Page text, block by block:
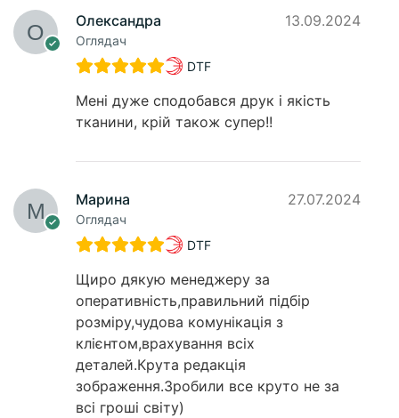
Олександра
Оглядач
13.09.2024
DTF
Мені дуже сподобався друк і якість
тканини, крій також супер!!
Марина
Оглядач
27.07.2024
DTF
Щиро дякую менеджеру за
оперативність,правильний підбір
розміру,чудова комунікація з
клієнтом,врахування всіх
деталей.Крута редакція
зображення.Зробили все круто не за
всі гроші світу)